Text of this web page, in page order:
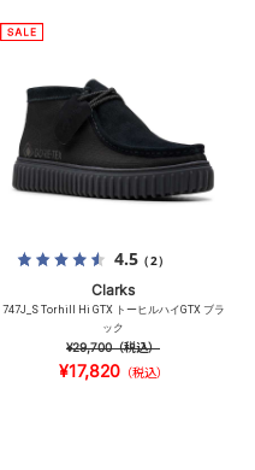
4.5（2）
Clarks
747J_S Torhill Hi GTX トーヒルハイGTX ブラ
ック
¥29,700（税込）
¥17,820（税込）